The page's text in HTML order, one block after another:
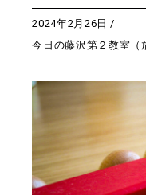
2024年2月26日
今日の藤沢第２教室（